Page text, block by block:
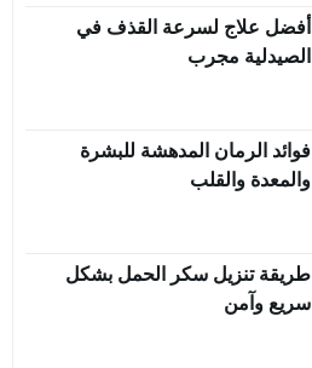
أفضل علاج لسرعة القذف في
الصيدلية مجرب
فوائد الرمان المدهشة للبشرة
والمعدة والقلب
طريقة تنزيل سكر الحمل بشكل
سريع وآمن